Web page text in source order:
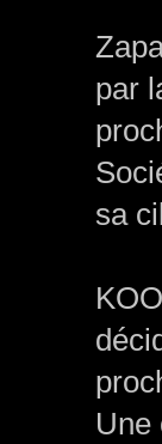
par
sa
Une